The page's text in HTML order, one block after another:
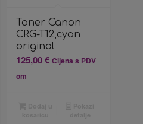
Toner Canon
CRG-T12,cyan
original
125,00€ Cijena s PDV
om